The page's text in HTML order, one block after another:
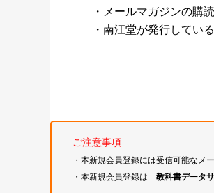
・メールマガジンの購
・南江堂が発行してい
ご注意事項
・本新規会員登録には受信可能なメ
・本新規会員登録は「教科書データ